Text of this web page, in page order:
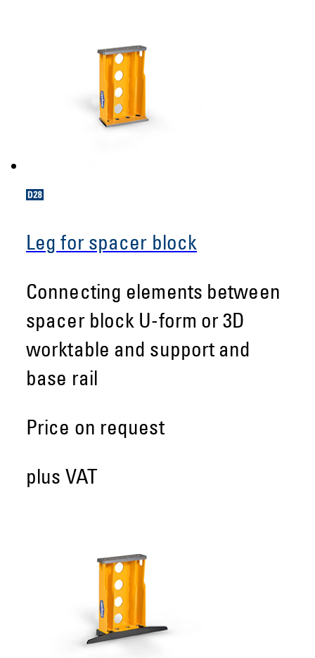
Leg for spacer block
Connecting elements between
spacer block U-form or 3D
worktable and support and
base rail
Price on request
plus VAT